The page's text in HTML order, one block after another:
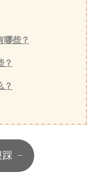
哪些？
？
？
踩 --